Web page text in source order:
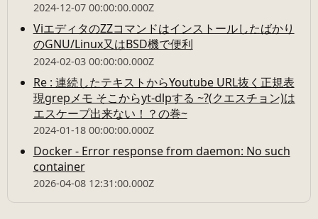
2024-12-07 00:00:00.000Z
ViエディタのZZコマンドはインストールしたばかり
のGNU/Linux又はBSD機で便利
2024-02-03 00:00:00.000Z
Re : 連続したテキストからYoutube URL抜く正規表
現grepメモ そこからyt-dlpする ~?(クエスチョン)は
エスケープ出来ない！？の巻~
2024-01-18 00:00:00.000Z
Docker - Error response from daemon: No such
container
2026-04-08 12:31:00.000Z